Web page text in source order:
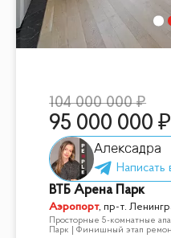
104 000 000
95 000 000
Алексадра
ВТБ Арена Парк
Аэропорт,пр-т.
Просторные 5-комнатные
Парк | Финишный этап